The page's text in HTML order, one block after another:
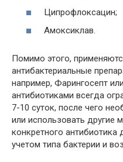
Ципрофлоксацин;
Амоксиклав.
Помимо этого,
антибактериальные
например, Фарингосепт
антибиотиками всегда
7-10 суток, после чего
или использовать другие
конкретного
учетом типа бактерии и